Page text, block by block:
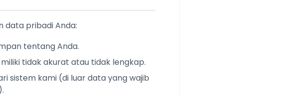
data pribadi Anda:
tentang Anda.
tidak akurat atau tidak lengkap.
sistem kami (di luar data yang wajib